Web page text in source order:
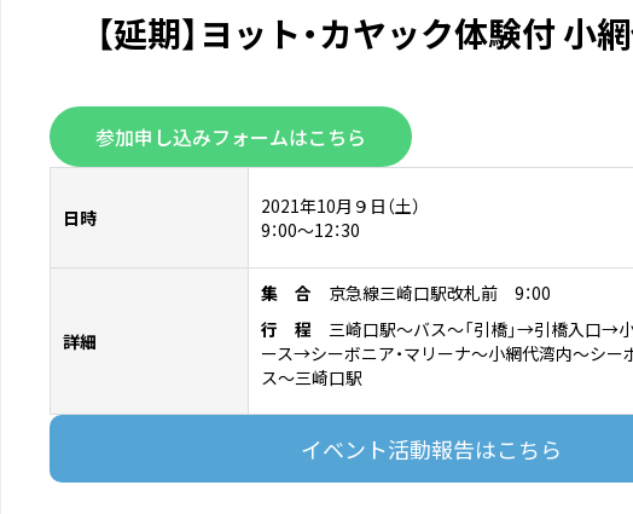
【延期】ヨット・カヤック体験付
参加申し込みフォームはこちら
日時
2021年10月９日（土）
9：00〜12：30
詳細
集 合 京急線三崎口駅改札前 9：00
行 程 三崎口駅～バス～「引橋」→引橋入口→
ース→シーボニア・マリーナ～小網代湾内～シー
ス～三崎口駅
イベント活動報告はこちら